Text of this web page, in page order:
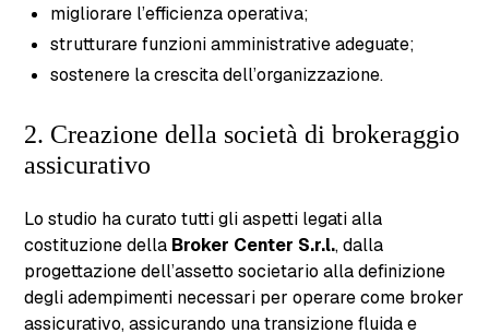
migliorare l’efficienza operativa;
strutturare funzioni amministrative adeguate;
sostenere la crescita dell’organizzazione.
2. Creazione della società di brokeraggio
assicurativo
Lo studio ha curato tutti gli aspetti legati alla
costituzione della Broker Center S.r.l., dalla
progettazione dell’assetto societario alla definizione
degli adempimenti necessari per operare come broker
assicurativo, assicurando una transizione fluida e